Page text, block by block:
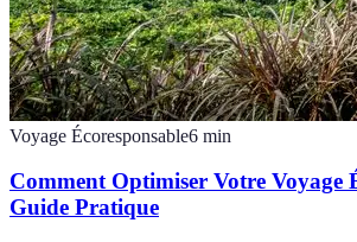
Voyage Écoresponsable6 min
Comment Optimiser Votre Voyage
Guide Pratique